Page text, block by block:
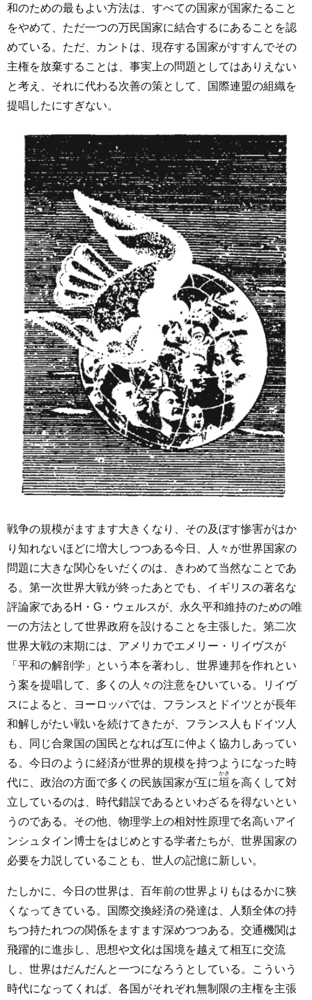
和のための最もよい方法は、すべての国家が国家たること
をやめて、ただ一つの万民国家に結合するにあることを認
めている。ただ、カントは、現存する国家がすすんでその
主権を放棄することは、事実上の問題としてはありえない
と考え、それに代わる次善の策として、国際連盟の組織を
提唱したにすぎない。
戦争の規模がますます大きくなり、その及ぼす惨害がはか
り知れないほどに増大しつつある今日、人々が世界国家の
問題に大きな関心をいだくのは、きわめて当然なことであ
る。第一次世界大戦が終ったあとでも、イギリスの著名な
評論家であるH・G・ウェルスが、永久平和維持のための唯
一の方法として世界政府を設けることを主張した。第二次
世界大戦の末期には、アメリカでエメリー・リイヴスが
「平和の解剖学」という本を著わし、世界連邦を作れとい
う案を提唱して、多くの人々の注意をひいている。リイヴ
スによると、ヨーロッパでは、フランスとドイツとが長年
和解しがたい戦いを続けてきたが、フランス人もドイツ人
も、同じ合衆国の国民となれば互に仲よく協力しあってい
る。今日のように経済が世界的規模を持つようになった時
代に、政治の方面で多くの民族国家が互に垣
かき
を高くして対
立しているのは、時代錯誤であるといわざるを得ないとい
うのである。その他、物理学上の相対性原理で名高いアイ
ンシュタイン博士をはじめとする学者たちが、世界国家の
必要を力説していることも、世人の記憶に新しい。
たしかに、今日の世界は、百年前の世界よりもはるかに狭
くなってきている。国際交換経済の発達は、人類全体の持
ちつ持たれつの関係をますます深めつつある。交通機関は
飛躍的に進歩し、思想や文化は国境を越えて相互に交流
し、世界はだんだんと一つになろうとしている。こういう
時代になってくれば、各国がそれぞれ無制限の主権を主張